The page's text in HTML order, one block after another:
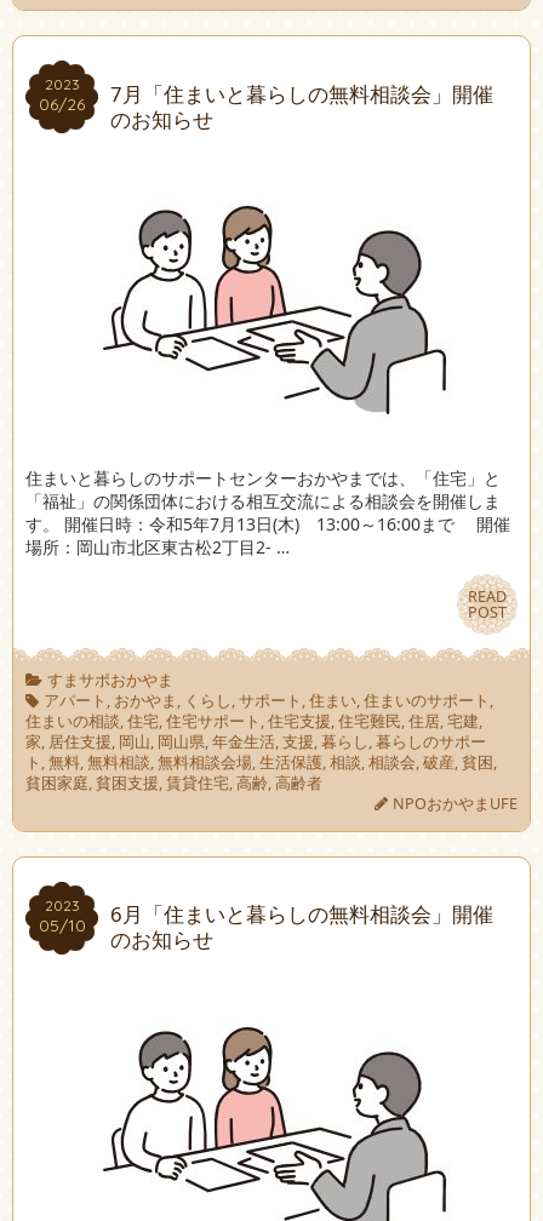
2023
06/26
2023
06/26
7月「住まいと暮らしの無料相談会」開催
のお知らせ
住まいと暮らしのサポートセンターおかやまでは、「住宅」と
「福祉」の関係団体における相互交流による相談会を開催しま
す。 開催日時：令和5年7月13日(木) 13:00～16:00まで 開催
場所：岡山市北区東古松2丁目2- …
READ
POST
READ
POST
すまサポおかやま
アパート , おかやま , くらし,サポート ,住まい,住まいのサポート ,
住まいの相談,住宅,住宅サポート ,住宅支援,住宅難民,住居,宅建,
家, 居住支援, 岡山, 岡山県,年金生活,支援,暮らし,暮らしのサポー
ト ,無料,無料相談,無料相談会場,生活保護,相談,相談会,破産,貧困,
貧困家庭,貧困支援,賃貸住宅,高齢,高齢者
NPOおかやまUFE
2023
05/10
2023
05/10
6月「住まいと暮らしの無料相談会」開催
のお知らせ